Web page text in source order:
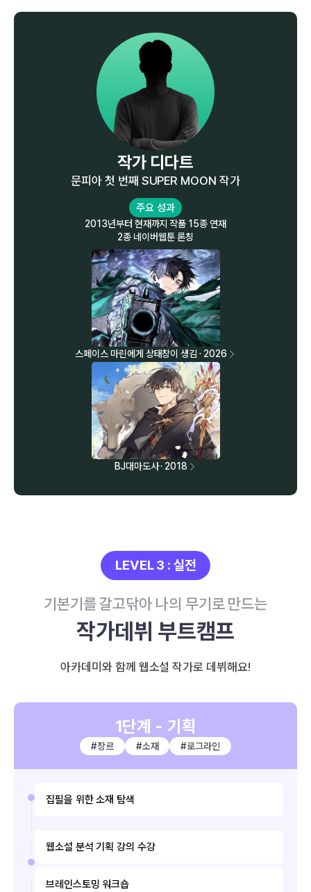
작가 디다트
문피아 첫 번째 SUPER MOON 작가
주요 성과
2013년부터 현재까지 작품 15종 연재
2종 네이버웹툰 론칭
스페이스 마린에게 상태창이 생김 · 2026
BJ대마도사 · 2018
LEVEL 3 : 실전
기본기를 갈고닦아 나의 무기로 만드는
작가데뷔 부트캠프
아카데미와 함께 웹소설 작가로 데뷔해요!
1단계 - 기획
#장르 #소재 #로그라인
집필을 위한 소재 탐색
웹소설 분석 기획 강의 수강
브레인스토밍 워크숍